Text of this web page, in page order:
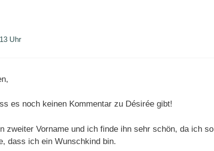
Uhr
es noch keinen Kommentar zu Désirée gibt!
zweiter Vorname und ich finde ihn sehr schön, da ich so
dass ich ein Wunschkind bin.